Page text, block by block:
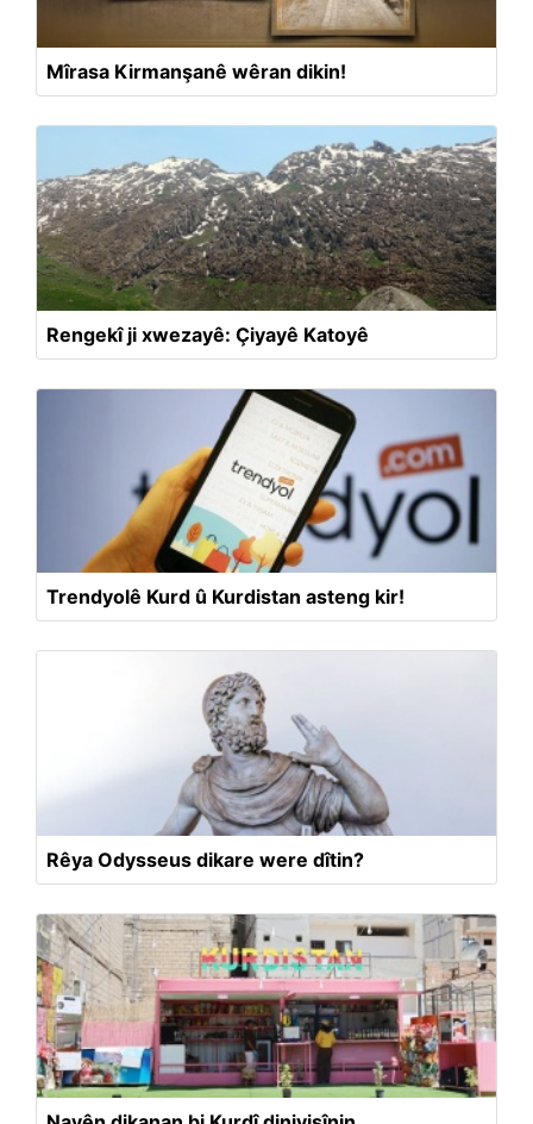
Mîrasa Kirmanşanê wêran dikin!
Rengekî ji xwezayê: Çiyayê Katoyê
Trendyolê Kurd û Kurdistan asteng kir!
Rêya Odysseus dikare were dîtin?